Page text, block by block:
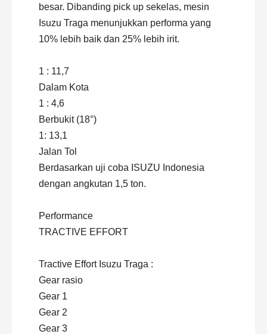
besar. Dibanding pick up sekelas, mesin
Isuzu Traga menunjukkan performa yang
10% lebih baik dan 25% lebih irit.
1 : 11,7
Dalam Kota
1 : 4,6
Berbukit (18°)
1: 13,1
Jalan Tol
Berdasarkan uji coba ISUZU Indonesia
dengan angkutan 1,5 ton.
Performance
TRACTIVE EFFORT
Tractive Effort Isuzu Traga :
Gear rasio
Gear 1
Gear 2
Gear 3